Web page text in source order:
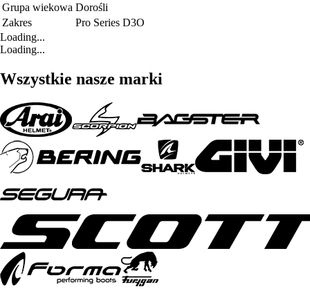
Grupa wiekowa Dorośli
Zakres
Pro Series D3O
Loading...
Loading...
Wszystkie nasze marki